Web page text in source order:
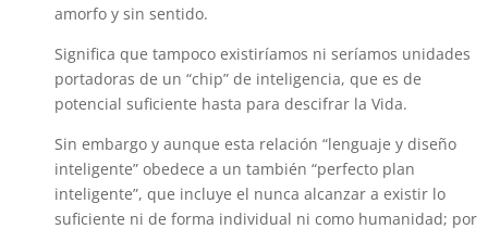
amorfo y sin sentido.
Significa que tampoco existiríamos ni seríamos unidades
portadoras de un “chip” de inteligencia, que es de
potencial suficiente hasta para descifrar la Vida.
Sin embargo y aunque esta relación “lenguaje y diseño
inteligente” obedece a un también “perfecto plan
inteligente”, que incluye el nunca alcanzar a existir lo
suficiente ni de forma individual ni como humanidad; por